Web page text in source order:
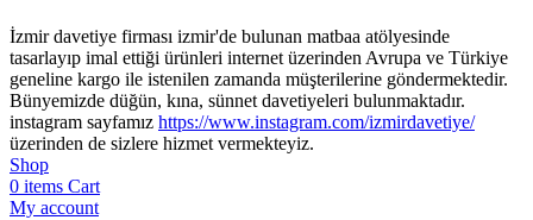
İzmir davetiye firması izmir'de bulunan matbaa atölyesinde
tasarlayıp imal ettiği ürünleri internet üzerinden Avrupa ve Türkiye
geneline kargo ile istenilen zamanda müşterilerine göndermektedir.
Bünyemizde düğün, kına, sünnet davetiyeleri bulunmaktadır.
instagram sayfamız https://www.instagram.com/izmirdavetiye/
üzerinden de sizlere hizmet vermekteyiz.
Shop
0 items Cart
My account